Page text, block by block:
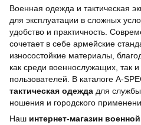
Военная одежда и тактическая
для эксплуатации в сложных
удобство и практичность.
сочетает в себе армейские
износостойкие материалы,
как среди военнослужащих, так
пользователей. В каталоге A-
тактическая одежда для
ношения и городского
Наш интернет-магазин